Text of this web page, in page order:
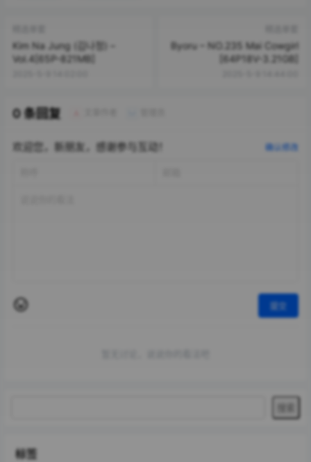
Kim Na Jung (김나정) –
Vol.4[65P-821MB]
Byoru – NO.235 Mai Cowgirl
[64P18V-3.21GB]
0 条回复
欢迎您，新朋友，感谢参与互动！ 确认修改
提交
标签